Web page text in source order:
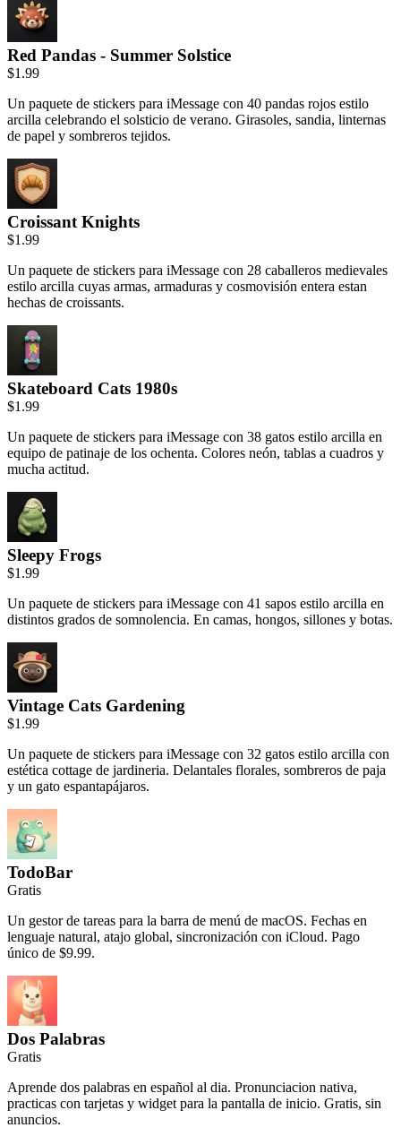
Red Pandas - Summer Solstice
$1.99
Un paquete de stickers para iMessage con 40 pandas rojos estilo
arcilla celebrando el solsticio de verano. Girasoles, sandia, linternas
de papel y sombreros tejidos.
Croissant Knights
$1.99
Un paquete de stickers para iMessage con 28 caballeros medievales
estilo arcilla cuyas armas, armaduras y cosmovisión entera estan
hechas de croissants.
Skateboard Cats 1980s
$1.99
Un paquete de stickers para iMessage con 38 gatos estilo arcilla en
equipo de patinaje de los ochenta. Colores neón, tablas a cuadros y
mucha actitud.
Sleepy Frogs
$1.99
Un paquete de stickers para iMessage con 41 sapos estilo arcilla en
distintos grados de somnolencia. En camas, hongos, sillones y botas.
Vintage Cats Gardening
$1.99
Un paquete de stickers para iMessage con 32 gatos estilo arcilla con
estética cottage de jardineria. Delantales florales, sombreros de paja
y un gato espantapájaros.
TodoBar
Gratis
Un gestor de tareas para la barra de menú de macOS. Fechas en
lenguaje natural, atajo global, sincronización con iCloud. Pago
único de $9.99.
Dos Palabras
Gratis
Aprende dos palabras en español al dia. Pronunciacion nativa,
practicas con tarjetas y widget para la pantalla de inicio. Gratis, sin
anuncios.